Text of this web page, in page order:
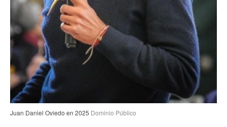
Juan Daniel Oviedo en 2025 Dominio Público